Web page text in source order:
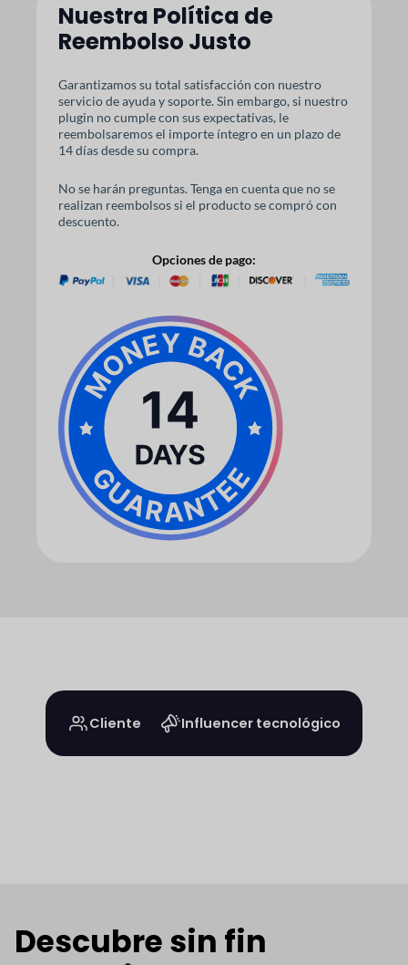
Nuestra Política de
Reembolso Justo
Garantizamos su total satisfacción con nuestro
servicio de ayuda y soporte. Sin embargo, si nuestro
plugin no cumple con sus expectativas, le
reembolsaremos el importe íntegro en un plazo de
14 días desde su compra.
No se harán preguntas. Tenga en cuenta que no se
realizan reembolsos si el producto se compró con
descuento.
Opciones de pago:
Cliente Influencer tecnológico
Descubre sin fin